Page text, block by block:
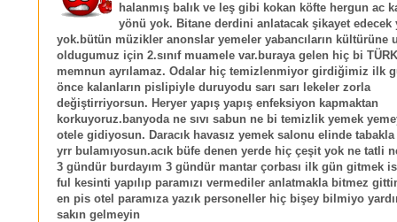
halanmış balık ve leş gibi kokan köfte hergun ac
yönü yok. Bitane derdini anlatacak şikayet edecek
yok.bütün müzikler anonslar yemeler yabancıların kültürüne
oldugumuz için 2.sınıf muamele var.buraya gelen hiç bi
memnun ayrılamaz. Odalar hiç temizlenmiyor girdiğimiz ilk
önce kalanların pislipiyle duruyodu sarı sarı lekeler zorla
değiştirriyorsun. Heryer yapış yapış enfeksiyon kapmaktan
korkuyoruz.banyoda ne sıvı sabun ne bi temizlik yemek
otele gidiyosun. Daracık havasız yemek salonu elinde tabakla
yrr bulamıyosun.acık büfe denen yerde hiç çeşit yok ne tatli
3 gündür burdayım 3 gündür mantar çorbası ilk gün gitmek
ful kesinti yapılıp paramızı vermediler anlatmakla bitmez
en pis otel paramıza yazık personeller hiç bişey bilmiyo
sakın gelmeyin